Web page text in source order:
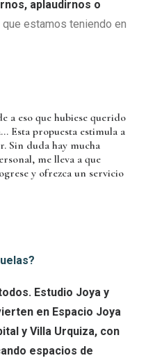
aplaudirnos o
que estamos teniendo en
a eso que hubiese querido
Esta propuesta estimula a
Sin duda hay mucha
me lleva a que
y ofrezca un servicio
Estudio Joya y
en Espacio Joya
y Villa Urquiza, con
espacios de